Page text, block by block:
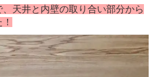
天井と内壁の取り合い部分から